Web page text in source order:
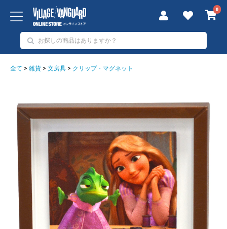
0
全て > 雑貨 > 文房具 > クリップ・マグネット